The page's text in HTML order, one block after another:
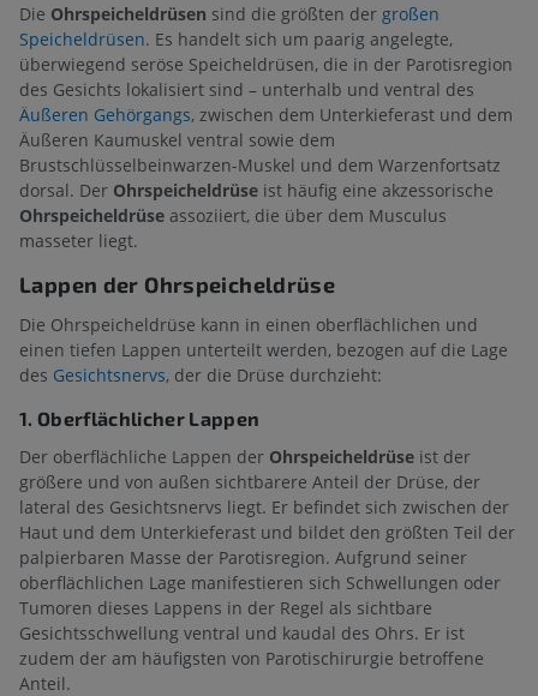
Die Ohrspeicheldrüsen sind die größten der großen
Speicheldrüsen. Es handelt sich um paarig angelegte,
überwiegend seröse Speicheldrüsen, die in der Parotisregion
des Gesichts lokalisiert sind – unterhalb und ventral des
Äußeren Gehörgangs, zwischen dem Unterkieferast und dem
Äußeren Kaumuskel ventral sowie dem
Brustschlüsselbeinwarzen-Muskel und dem Warzenfortsatz
dorsal. Der Ohrspeicheldrüse ist häufig eine akzessorische
Ohrspeicheldrüse assoziiert, die über dem Musculus
masseter liegt.
Lappen der Ohrspeicheldrüse
Die Ohrspeicheldrüse kann in einen oberflächlichen und
einen tiefen Lappen unterteilt werden, bezogen auf die Lage
des Gesichtsnervs, der die Drüse durchzieht:
1. Oberflächlicher Lappen
Der oberflächliche Lappen der Ohrspeicheldrüse ist der
größere und von außen sichtbarere Anteil der Drüse, der
lateral des Gesichtsnervs liegt. Er befindet sich zwischen der
Haut und dem Unterkieferast und bildet den größten Teil der
palpierbaren Masse der Parotisregion. Aufgrund seiner
oberflächlichen Lage manifestieren sich Schwellungen oder
Tumoren dieses Lappens in der Regel als sichtbare
Gesichtsschwellung ventral und kaudal des Ohrs. Er ist
zudem der am häufigsten von Parotischirurgie betroffene
Anteil.